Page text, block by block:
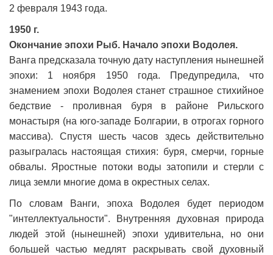
2 февраля 1943 года.
1950 г.
Окончание эпохи Рыб. Начало эпохи Водолея.
Ванга предсказала точную дату наступления нынешней
эпохи: 1 ноября 1950 года. Предупредила, что
знамением эпохи Водолея станет страшное стихийное
бедствие - проливная буря в районе Рильского
монастыря (на юго-западе Болгарии, в отрогах горного
массива). Спустя шесть часов здесь действительно
разыгралась настоящая стихия: буря, смерчи, горные
обвалы. Яростные потоки воды затопили и стерли с
лица земли многие дома в окрестных селах.
По словам Ванги, эпоха Водолея будет периодом
"интеллектуальности". Внутренняя духовная природа
людей этой (нынешней) эпохи удивительна, но они
большей частью медлят раскрывать свой духовный